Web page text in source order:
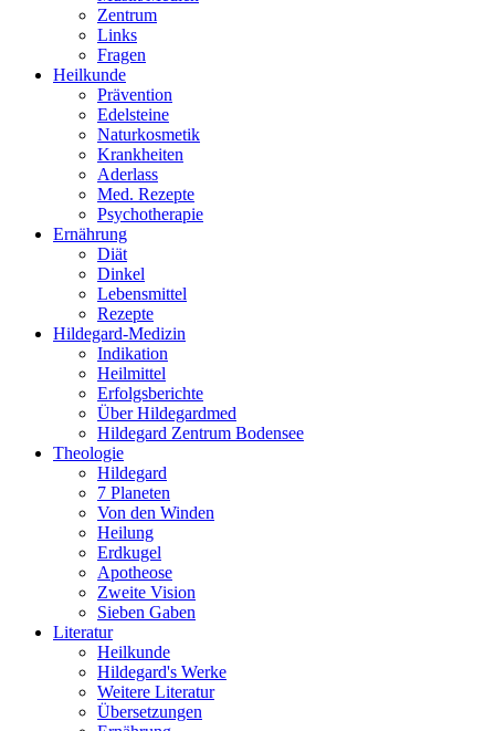
Zentrum
Links
Fragen
Heilkunde
Prävention
Edelsteine
Naturkosmetik
Krankheiten
Aderlass
Med. Rezepte
Psychotherapie
Ernährung
Diät
Dinkel
Lebensmittel
Rezepte
Hildegard-Medizin
Indikation
Heilmittel
Erfolgsberichte
Über Hildegardmed
Hildegard Zentrum Bodensee
Theologie
Hildegard
7 Planeten
Von den Winden
Heilung
Erdkugel
Apotheose
Zweite Vision
Sieben Gaben
Literatur
Heilkunde
Hildegard's Werke
Weitere Literatur
Übersetzungen